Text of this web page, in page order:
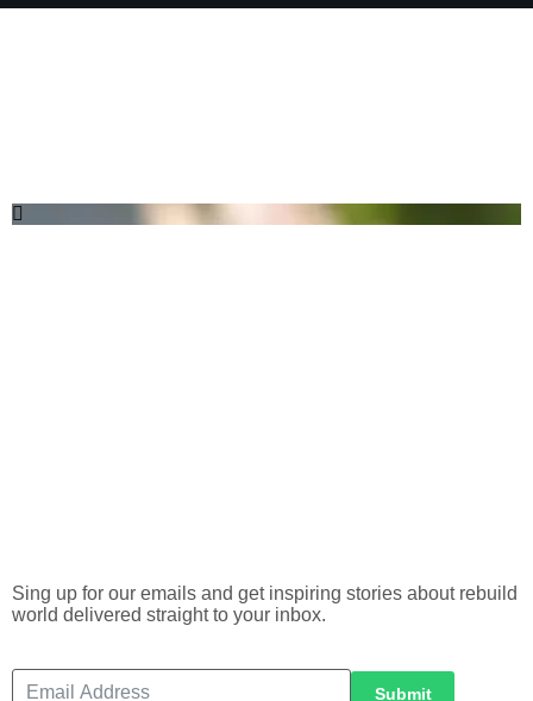
Sing up for our emails and get inspiring stories about rebuild
world delivered straight to your inbox.
Submit